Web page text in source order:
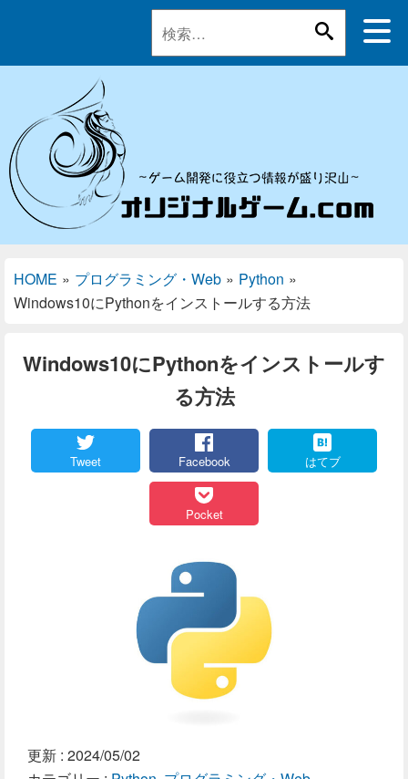
HOME » プログラミング・Web » Python »
Windows10にPythonをインストールする方法
Windows10にPythonをインストールす
る方法
Tweet Facebook はてブ
Pocket
更新 : 2024/05/02